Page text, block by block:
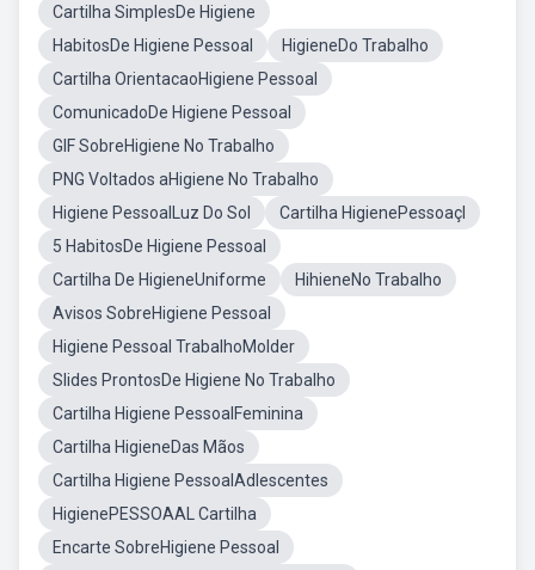
Cartilha SimplesDe Higiene
HabitosDe Higiene Pessoal
HigieneDo Trabalho
Cartilha OrientacaoHigiene Pessoal
ComunicadoDe Higiene Pessoal
GIF SobreHigiene No Trabalho
PNG Voltados aHigiene No Trabalho
Higiene PessoalLuz Do Sol
Cartilha HigienePessoaçl
5 HabitosDe Higiene Pessoal
Cartilha De HigieneUniforme
HihieneNo Trabalho
Avisos SobreHigiene Pessoal
Higiene Pessoal TrabalhoMolder
Slides ProntosDe Higiene No Trabalho
Cartilha Higiene PessoalFeminina
Cartilha HigieneDas Mãos
Cartilha Higiene PessoalAdlescentes
HigienePESSOAAL Cartilha
Encarte SobreHigiene Pessoal